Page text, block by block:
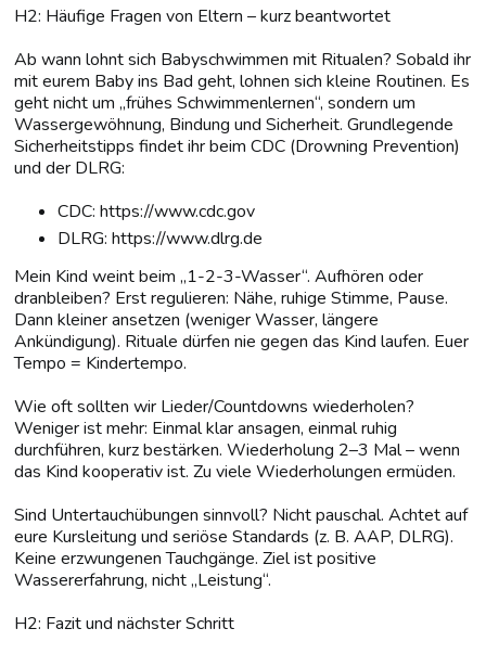
H2: Häufige Fragen von Eltern – kurz beantwortet
Ab wann lohnt sich Babyschwimmen mit Ritualen? Sobald ihr
mit eurem Baby ins Bad geht, lohnen sich kleine Routinen. Es
geht nicht um „frühes Schwimmenlernen“, sondern um
Wassergewöhnung, Bindung und Sicherheit. Grundlegende
Sicherheitstipps findet ihr beim CDC (Drowning Prevention)
und der DLRG:
CDC: https://www.cdc.gov
DLRG: https://www.dlrg.de
Mein Kind weint beim „1-2-3-Wasser“. Aufhören oder
dranbleiben? Erst regulieren: Nähe, ruhige Stimme, Pause.
Dann kleiner ansetzen (weniger Wasser, längere
Ankündigung). Rituale dürfen nie gegen das Kind laufen. Euer
Tempo = Kindertempo.
Wie oft sollten wir Lieder/Countdowns wiederholen?
Weniger ist mehr: Einmal klar ansagen, einmal ruhig
durchführen, kurz bestärken. Wiederholung 2–3 Mal – wenn
das Kind kooperativ ist. Zu viele Wiederholungen ermüden.
Sind Untertauchübungen sinnvoll? Nicht pauschal. Achtet auf
eure Kursleitung und seriöse Standards (z. B. AAP, DLRG).
Keine erzwungenen Tauchgänge. Ziel ist positive
Wassererfahrung, nicht „Leistung“.
H2: Fazit und nächster Schritt